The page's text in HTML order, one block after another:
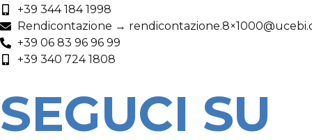
+39 344 184 1998
Rendicontazione →
+39 06 83 96 96 99
+39 340 724 1808
SEGUCI SU